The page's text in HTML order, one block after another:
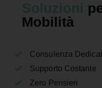
Soluzioni
Mobilità
Consulenza
Supporto Costante
Zero Pensieri